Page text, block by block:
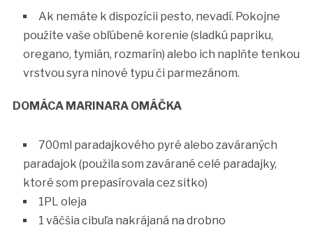
Ak nemáte k dispozícii pesto, nevadí. Pokojne
použite vaše obľúbené korenie (sladkú papriku,
oregano, tymián, rozmarín) alebo ich naplňte tenkou
vrstvou syra ninové typu či parmezánom.
DOMÁCA MARINARA OMÁČKA
700ml paradajkového pyré alebo zaváraných
paradajok (použila som zavárané celé paradajky,
ktoré som prepasírovala cez sitko)
1PL oleja
1 väčšia cibuľa nakrájaná na drobno